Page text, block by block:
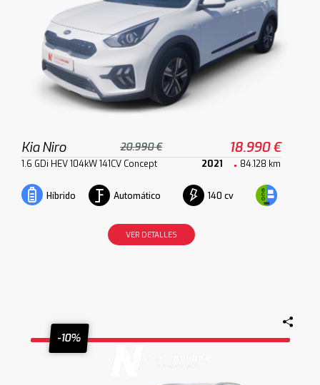
Kia Niro 20.990 € 18.990 €
1.6 GDi HEV 104kW 141CV Concept 2021 84.128 km
Híbrido Automático 140 cv
VER DETALLES
-10%